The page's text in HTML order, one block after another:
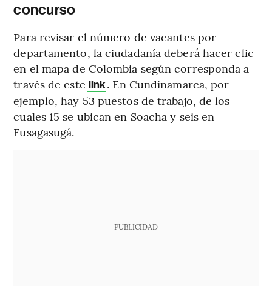
concurso
Para revisar el número de vacantes por
departamento, la ciudadanía deberá hacer clic
en el mapa de Colombia según corresponda a
través de este link. En Cundinamarca, por
ejemplo, hay 53 puestos de trabajo, de los
cuales 15 se ubican en Soacha y seis en
Fusagasugá.
PUBLICIDAD